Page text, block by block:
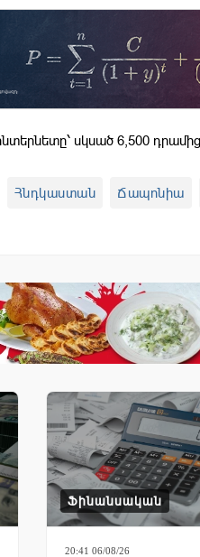
սկսած 6,500
Հնդկաստան Ճապոնիա
Ֆինանսական
20:41 06/08/26